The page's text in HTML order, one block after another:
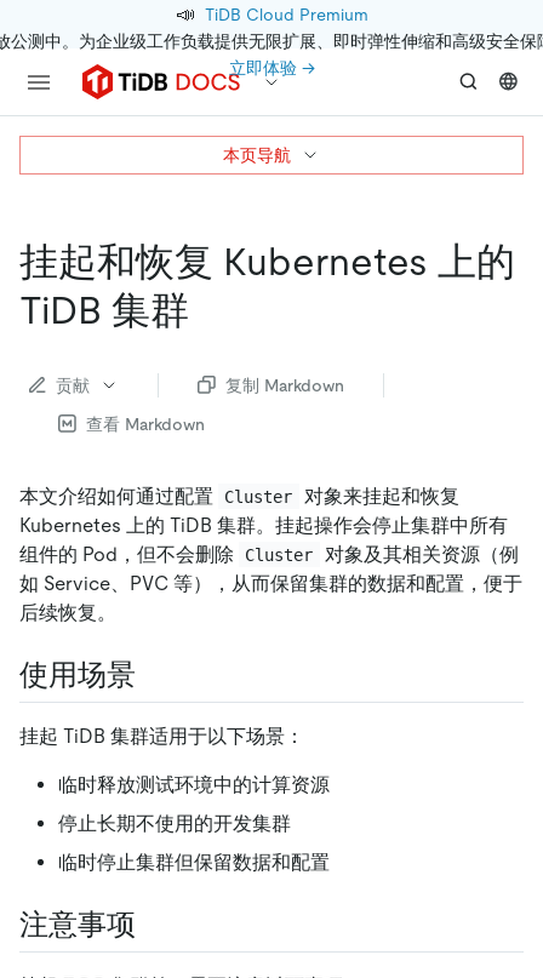
📣 TiDB Cloud Premium
公测中。为企业级工作负载提供无限扩展、即时弹性伸缩和高级安全保
立即体验 →
挂起和恢复 Kubernetes 上的
TiDB 集群
贡献
复制 Markdown
查看 Markdown
本文介绍如何通过配置 Cluster
对象来挂起和恢复
Kubernetes 上的 TiDB 集群。挂起操作会停止集群中所有
组件的 Pod，但不会删除
Cluster
对象及其相关资源（例
如 Service、PVC 等），从而保留集群的数据和配置，便于
后续恢复。
使用场景
挂起 TiDB 集群适用于以下场景：
临时释放测试环境中的计算资源
停止长期不使用的开发集群
临时停止集群但保留数据和配置
注意事项
本页导航